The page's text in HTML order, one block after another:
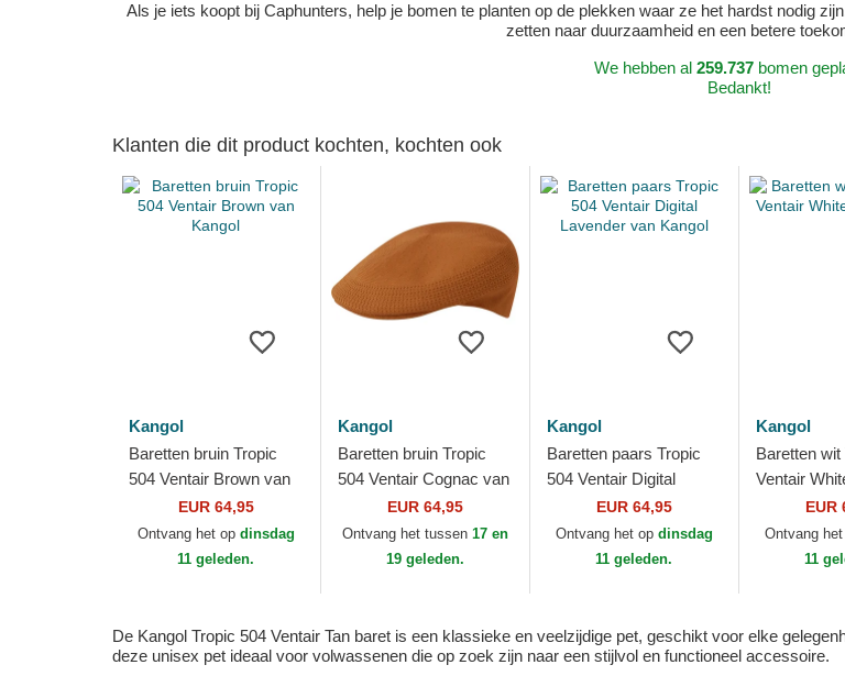
Als je iets koopt bij Caphunters, help je bomen te planten op de plekken waar ze het hardst nodig
zetten naar duurzaamheid en een betere
We hebben al 259.737 bomen
Bedankt!
Klanten die dit product kochten, kochten ook
Kangol
Baretten bruin Tropic
504 Ventair Brown van
EUR 64,95
Ontvang het op dinsdag
11 geleden.
Kangol
Baretten bruin Tropic
504 Ventair Cognac van
EUR 64,95
Ontvang het tussen 17 en
19 geleden.
Kangol
Baretten paars Tropic
504 Ventair Digital
Lavender van Kangol
EUR 64,95
Ontvang het op dinsdag
11 geleden.
Kangol
Baretten
Ventair
EUR
Ontvang
11
De Kangol Tropic 504 Ventair Tan baret is een klassieke en veelzijdige pet, geschikt voor elke
deze unisex pet ideaal voor volwassenen die op zoek zijn naar een stijlvol en functioneel accessoire.